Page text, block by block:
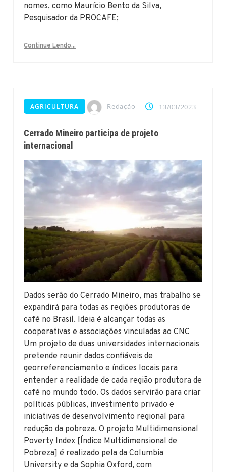
nomes, como Maurício Bento da Silva,
Pesquisador da PROCAFE;
Continue Lendo...
AGRICULTURA Redação 13/03/2023
Cerrado Mineiro participa de projeto
internacional
Dados serão do Cerrado Mineiro, mas trabalho se
expandirá para todas as regiões produtoras de
café no Brasil. Ideia é alcançar todas as
cooperativas e associações vinculadas ao CNC
Um projeto de duas universidades internacionais
pretende reunir dados confiáveis de
georreferenciamento e índices locais para
entender a realidade de cada região produtora de
café no mundo todo. Os dados servirão para criar
políticas públicas, investimento privado e
iniciativas de desenvolvimento regional para
redução da pobreza. O projeto Multidimensional
Poverty Index [Índice Multidimensional de
Pobreza] é realizado pela da Columbia
University e da Sophia Oxford, com